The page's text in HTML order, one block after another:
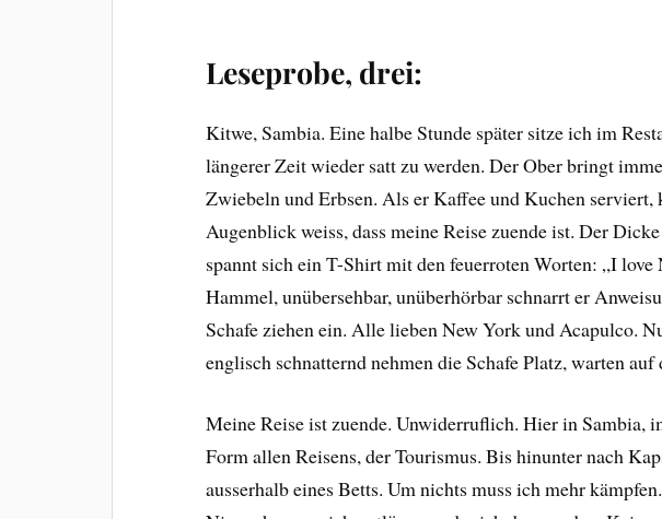
Leseprobe, drei:
Kitwe, Sambia. Eine halbe Stunde später sitze ich im
längerer Zeit wieder satt zu werden. Der Ober bringt
Zwiebeln und Erbsen. Als er Kaffee und Kuchen
Augenblick weiss, dass meine Reise zuende ist. Der
spannt sich ein T-Shirt mit den feuerroten Worten: „I
Hammel, unübersehbar, unüberhörbar schnarrt er
Schafe ziehen ein. Alle lieben New York und Acapulco.
englisch schnatternd nehmen die Schafe Platz, warten
Meine Reise ist zuende. Unwiderruflich. Hier in Sambia,
Form allen Reisens, der Tourismus. Bis hinunter nach
ausserhalb eines Betts. Um nichts muss ich mehr